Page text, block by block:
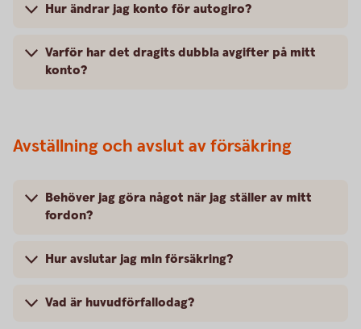
Hur ändrar jag konto för autogiro?
Varför har det dragits dubbla avgifter på mitt
konto?
Avställning och avslut av försäkring
Behöver jag göra något när jag ställer av mitt
fordon?
Hur avslutar jag min försäkring?
Vad är huvudförfallodag?